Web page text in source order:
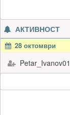
АКТИВНОСТ
28 октомври
Petar_Ivanov01